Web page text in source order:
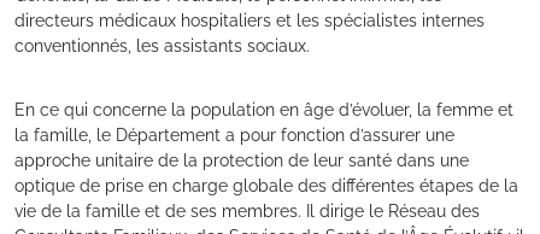
directeurs médicaux hospitaliers et les spécialistes internes
conventionnés, les assistants sociaux.
En ce qui concerne la population en âge d’évoluer, la femme et
la famille, le Département a pour fonction d’assurer une
approche unitaire de la protection de leur santé dans une
optique de prise en charge globale des différentes étapes de la
vie de la famille et de ses membres. Il dirige le Réseau des